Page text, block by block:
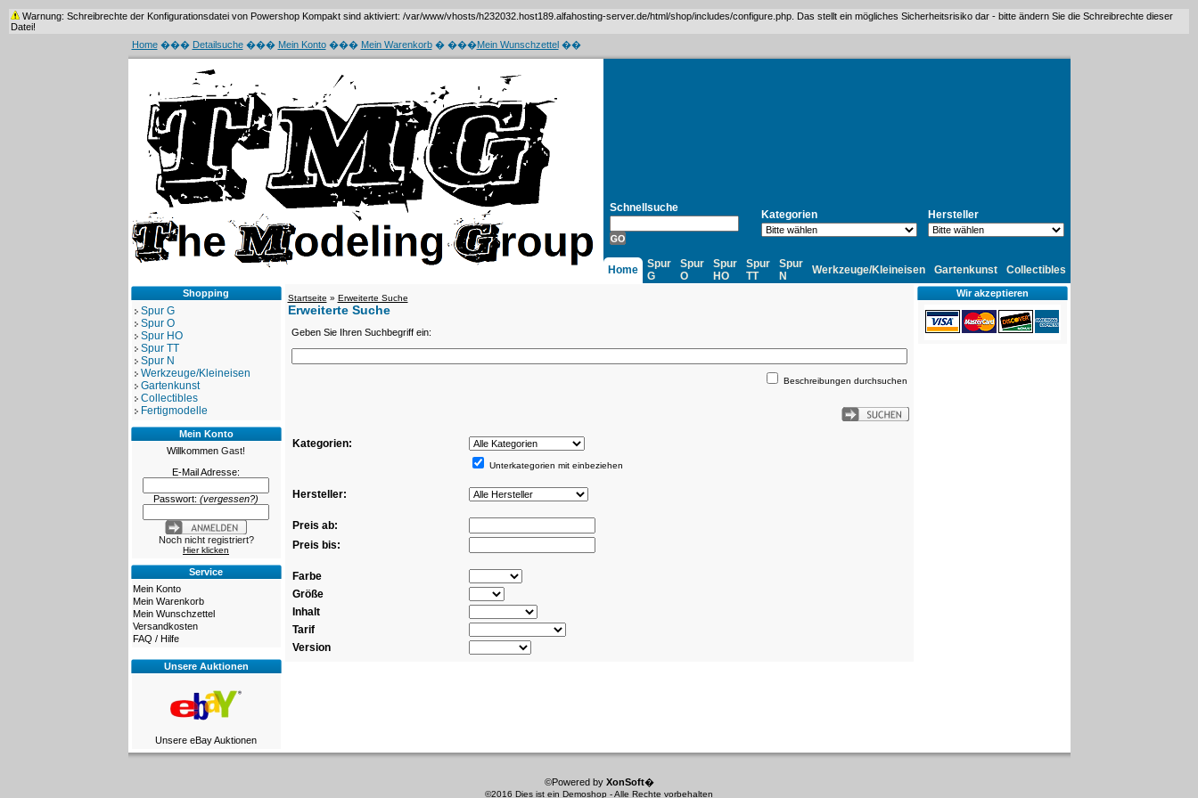
Warnung: Schreibrechte der Konfigurationsdatei von Powershop Kompakt sind aktiviert: /var/www/vhosts/h232032.host189.alfahosting-server.de/html/shop/includes/configure.php. Das stellt ein mögliches Sicherheitsrisiko dar - bitte ändern Sie die Schreibrechte dieser
Datei!
Home��� Detailsuche��� Mein Konto��� Mein Warenkorb� ���Mein Wunschzettel��
Schnellsuche
Kategorien Hersteller
Home
Spur
G
Spur
O
Spur
HO
Spur
TT
Spur
N
Werkzeuge/Kleineisen Gartenkunst Collectibles
Shopping
Spur G
Spur O
Spur HO
Spur TT
Spur N
Werkzeuge/Kleineisen
Gartenkunst
Collectibles
Fertigmodelle
Mein Konto
Willkommen Gast!
E-Mail Adresse:
Passwort: (vergessen?)
Noch nicht registriert?
Hier klicken
Service
Mein Konto
Mein Warenkorb
Mein Wunschzettel
Versandkosten
FAQ / Hilfe
Unsere Auktionen
Unsere eBay Auktionen
Startseite » Erweiterte Suche
Erweiterte Suche
Geben Sie Ihren Suchbegriff ein:
Beschreibungen durchsuchen
Kategorien:
Unterkategorien mit einbeziehen
Hersteller:
Preis ab:
Preis bis:
Farbe
Größe
Inhalt
Tarif
Version
Wir akzeptieren
©Powered by XonSoft�
©2016 Dies ist ein Demoshop - Alle Rechte vorbehalten